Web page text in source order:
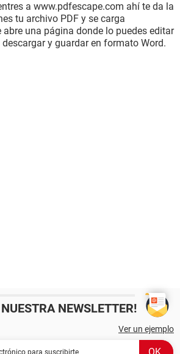
a www.pdfescape.com ahí te da la
tu archivo PDF y se carga
una página donde lo puedes editar
y guardar en formato Word.
NEWSLETTER!
Ver un ejemplo